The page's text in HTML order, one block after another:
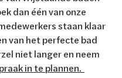
dan één van onze
staan klaar
van het perfecte bad
niet langer en neem
in te plannen.